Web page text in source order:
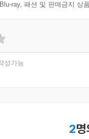
ray, 패션 및 판매금지 상
성가능
2